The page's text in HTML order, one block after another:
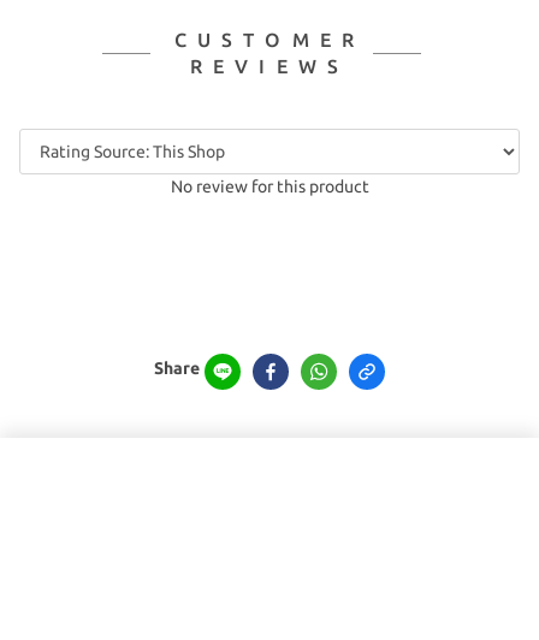
CUSTOMER
REVIEWS
No review for this product
Share